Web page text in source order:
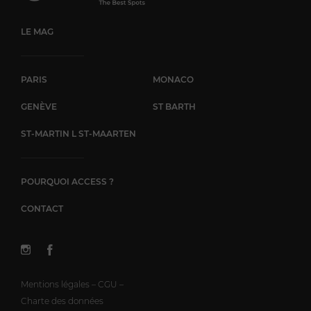
LE MAG
PARIS MONACO
GENÈVE ST BARTH
ST-MARTIN L ST-MAARTEN
POURQUOI ACCESS ?
CONTACT
Mentions légales – CGU –
Charte des données